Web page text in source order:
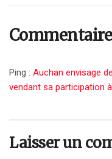
Ping : Auchan envisage
vendant sa participation
Laisser un